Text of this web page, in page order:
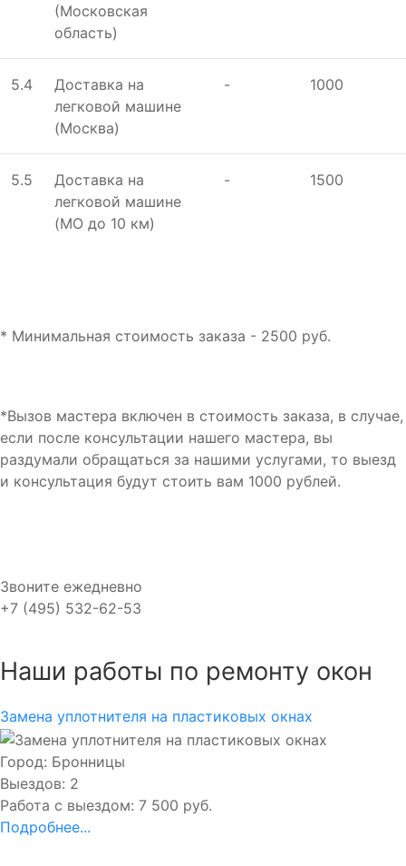
(Московская
область)
5.4
Доставка на
лeгковой машинe
(Москва)
- 1000
5.5
Доставка на
лeгковой машинe
(МО до 10 км)
- 1500
* Минимальная стоимость заказа - 2500 руб.
*Вызов мастера включен в стоимость заказа, в случае,
если после консультации нашего мастера, вы
раздумали обращаться за нашими услугами, то выезд
и консультация будут стоить вам 1000 рублей.
Звоните ежедневно
+7 (495) 532-62-53
Наши работы по ремонту окон
Замена уплотнителя на пластиковых окнах
Город: Бронницы
Выездов: 2
Работа с выездом: 7 500 руб.
Подробнее...